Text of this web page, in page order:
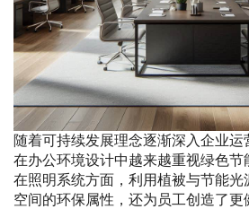
随着可持续发展理念逐渐深入企业
在办公环境设计中越来越重视绿色节
在照明系统方面，利用植被与节能光
空间的环保属性，还为员工创造了更